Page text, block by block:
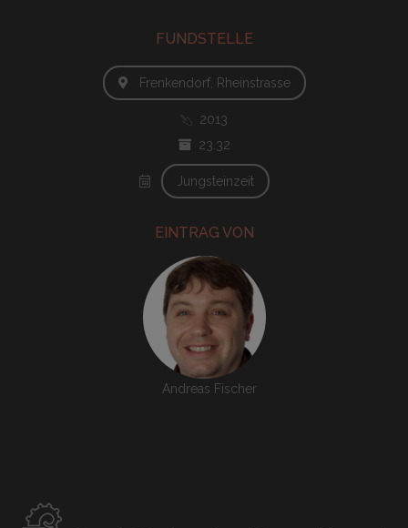
FUNDSTELLE
Frenkendorf, Rheinstrasse
2013
23.32
Jungsteinzeit
EINTRAG VON
Andreas Fischer